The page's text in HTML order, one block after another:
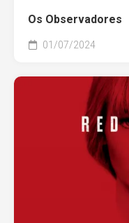
Os Observadores
01/07/2024